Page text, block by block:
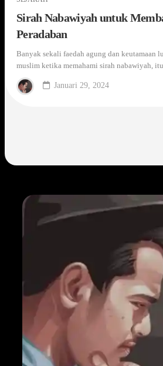
Sirah Nabawiyah untuk
Peradaban
Banyak sekali faedah agung dan keutamaan
muslim ketika memahami sirah nabawiyah,
Januari 29, 2024